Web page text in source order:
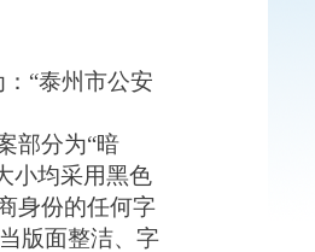
“泰州市公安
部分为“暗
小均采用黑色
身份的任何字
版面整洁、字